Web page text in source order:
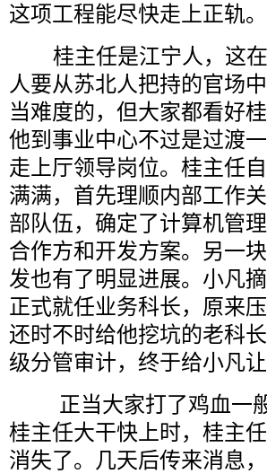
这项工程能尽快走上正轨。
桂主任是江宁人，这
人要从苏北人把持的官场
当难度的，但大家都看好
他到事业中心不过是过渡
走上厅领导岗位。桂主任
满满，首先理顺内部工作
部队伍，确定了计算机管
合作方和开发方案。另一
发也有了明显进展。小凡摘
正式就任业务科长，原来压
还时不时给他挖坑的老科
级分管审计，终于给小凡让
正当大家打了鸡血一
桂主任大干快上时，桂主
消失了。几天后传来消息